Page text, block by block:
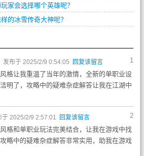
家会选择哪个英雄呢？
的冰雪传奇大神呢？
1
发布于 2025/2/9 0:54:05 回复该留言
格让我重温了当年的激情，全新的单职业设
明了，攻略中的疑难杂症解答让我在江湖中
2
于 2025/2/9 2:57:01 回复该留言
格和单职业玩法完美结合，让我在游戏中找
略中的疑难杂症解答非常实用，助我在游戏